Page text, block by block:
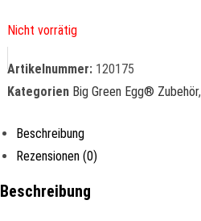
Nicht vorrätig
Artikelnummer: 120175
Kategorien Big Green Egg® Zubehör,
Beschreibung
Rezensionen (0)
Beschreibung